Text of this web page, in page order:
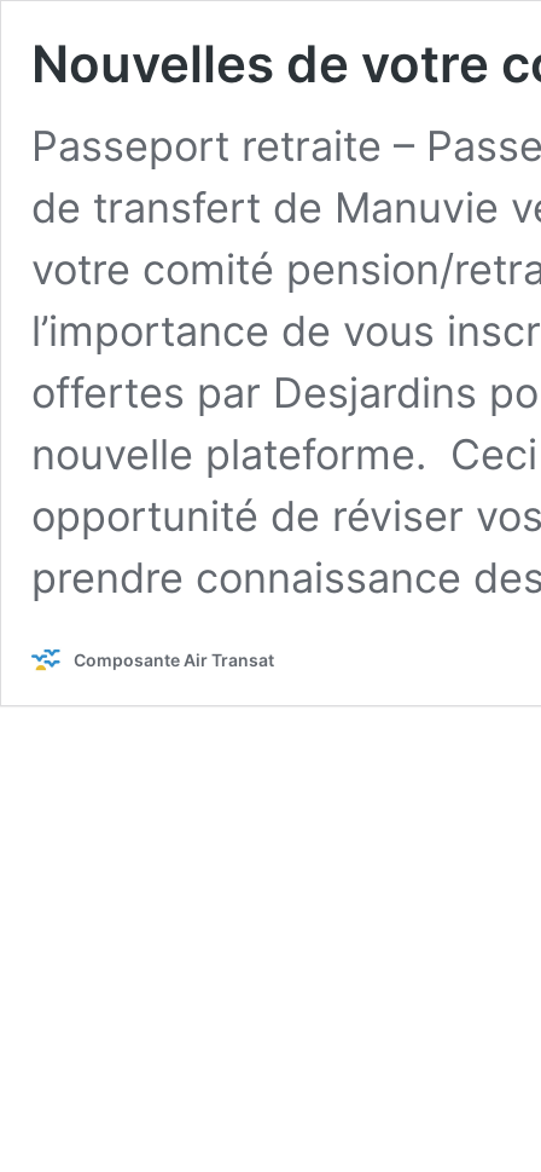
Nouvelles de votre
Passeport retraite –
de transfert de Manuvie
votre comité pension/
l’importance de vous
offertes par Desjardins
nouvelle plateforme.
opportunité de réviser
prendre connaissance
Composante Air Transat